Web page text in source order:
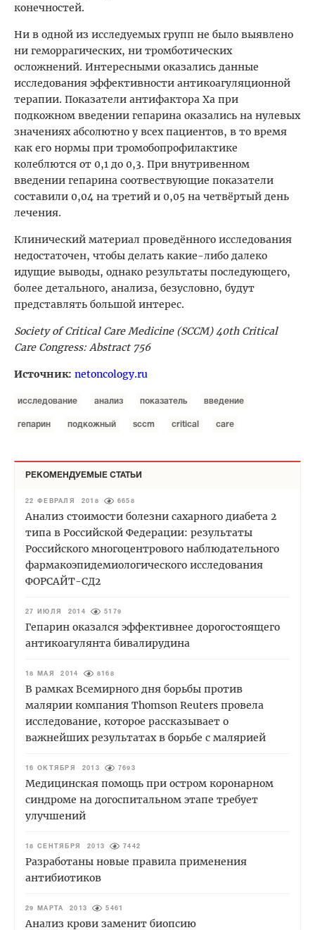
конечностей.
Ни в одной из исследуемых групп не было выявлено
ни геморрагических, ни тромботических
осложнений. Интересными оказались данные
исследования эффективности антикоагуляционной
терапии. Показатели антифактора Ха при
подкожном введении гепарина оказались на нулевых
значениях абсолютно у всех пациентов, в то время
как его нормы при тромобопрофилактике
колеблются от 0,1 до 0,3. При внутривенном
введении гепарина соотвествующие показатели
составили 0,04 на третий и 0,05 на четвёртый день
лечения.
Клинический материал проведённого исследования
недостаточен, чтобы делать какие-либо далеко
идущие выводы, однако результаты последующего,
более детального, анализа, безусловно, будут
представлять большой интерес.
Society of Critical Care Medicine (SCCM) 40th Critical
Care Congress: Abstract 756
Источник: netoncology.ru
исследование анализ показатель введение
гепарин подкожный sccm critical care
РЕКОМЕНДУЕМЫЕ СТАТЬИ
22 ФЕВРАЛЯ 2018 6658
Анализ стоимости болезни сахарного диабета 2
типа в Российской Федерации: результаты
Российского многоцентрового наблюдательного
фармакоэпидемиологического исследования
ФОРСАЙТ-СД2
27 ИЮЛЯ 2014 5179
Гепарин оказался эффективнее дорогостоящего
антикоагулянта бивалирудина
18 МАЯ 2014 8168
В рамках Всемирного дня борьбы против
малярии компания Thomson Reuters провела
исследование, которое рассказывает о
важнейших результатах в борьбе с малярией
16 ОКТЯБРЯ 2013 7693
Медицинская помощь при остром коронарном
синдроме на догоспитальном этапе требует
улучшений
18 СЕНТЯБРЯ 2013 7442
Разработаны новые правила применения
антибиотиков
29 МАРТА 2013 5461
Анализ крови заменит биопсию